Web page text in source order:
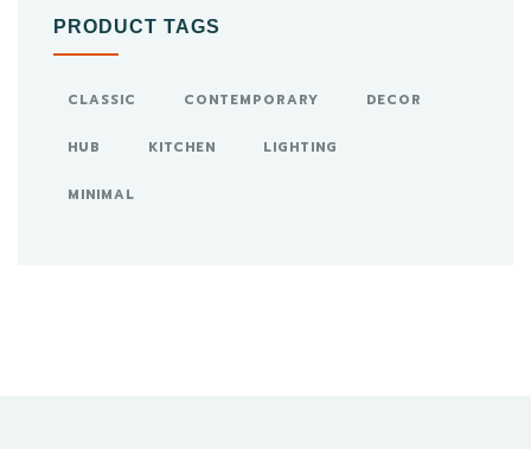
PRODUCT TAGS
CLASSIC CONTEMPORARY DECOR
HUB KITCHEN LIGHTING
MINIMAL